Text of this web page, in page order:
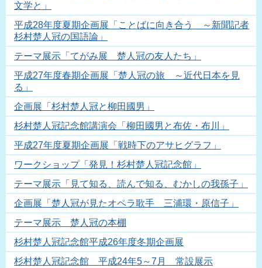
文学と」
平成28年度夏期企画展「ことばに向き合う ～新聞記者
杉村楚人冠の国語論」
テーマ展示「てがみ展 楚人冠の友人たち」
平成27年度春期企画展「楚人冠の旅 ～近代日本を見
る」
企画展「杉村楚人冠と柳田國男」
杉村楚人冠記念館講演会「柳田國男と布佐・布川」
平成27年度夏期企画展「戦時下のアサヒグラフ」
ワークショップ「発見！杉村楚人冠記念館」
テーマ展示「見て知る、読んで知る、むかしの我孫子」
企画展「楚人冠が見たオペラ歌手 三浦環・原信子」
テーマ展示 楚人冠の本棚
杉村楚人冠記念館平成26年度冬期企画展
杉村楚人冠記念館 平成24年5～7月 常設展示